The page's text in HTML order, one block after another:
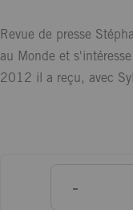
Revue de presse
au Monde et
2012 il a reçu, avec
-